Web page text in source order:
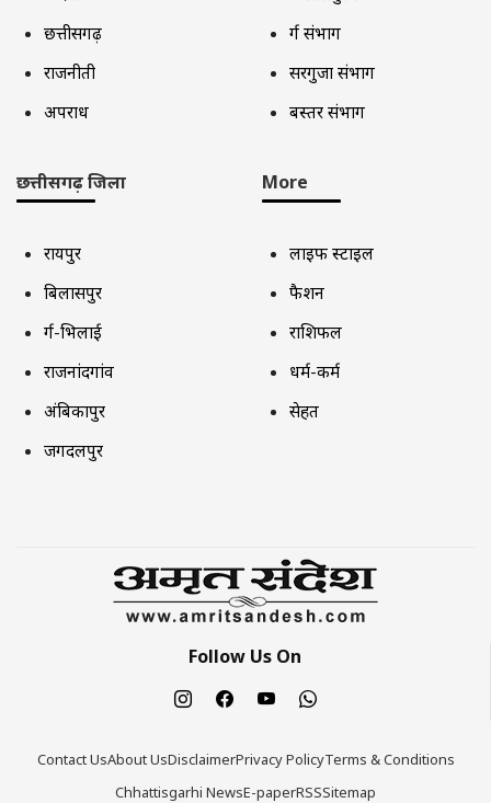
छत्तीसगढ़
राजनीती
अपराध
दुर्ग संभाग
सरगुजा संभाग
बस्तर संभाग
छत्तीसगढ़ जिला
रायपुर
बिलासपुर
दुर्ग-भिलाई
राजनांदगांव
अंबिकापुर
जगदलपुर
More
लाइफ स्टाइल
फैशन
राशिफल
धर्म-कर्म
सेहत
Follow Us On
Contact UsAbout UsDisclaimerPrivacy PolicyTerms & Conditions
Chhattisgarhi NewsE-paperRSSSitemap